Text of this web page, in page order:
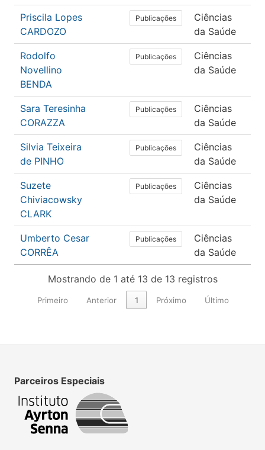
Priscila Lopes
CARDOZO
Publicações
Ciências
da Saúde
Rodolfo
Novellino
BENDA
Publicações
Ciências
da Saúde
Sara Teresinha
CORAZZA
Publicações
Ciências
da Saúde
Silvia Teixeira
de PINHO
Publicações
Ciências
da Saúde
Suzete
Chiviacowsky
CLARK
Publicações
Ciências
da Saúde
Umberto Cesar
CORRÊA
Publicações
Ciências
da Saúde
Mostrando de 1 até 13 de 13 registros
Primeiro Anterior 1 Próximo Último
Parceiros Especiais